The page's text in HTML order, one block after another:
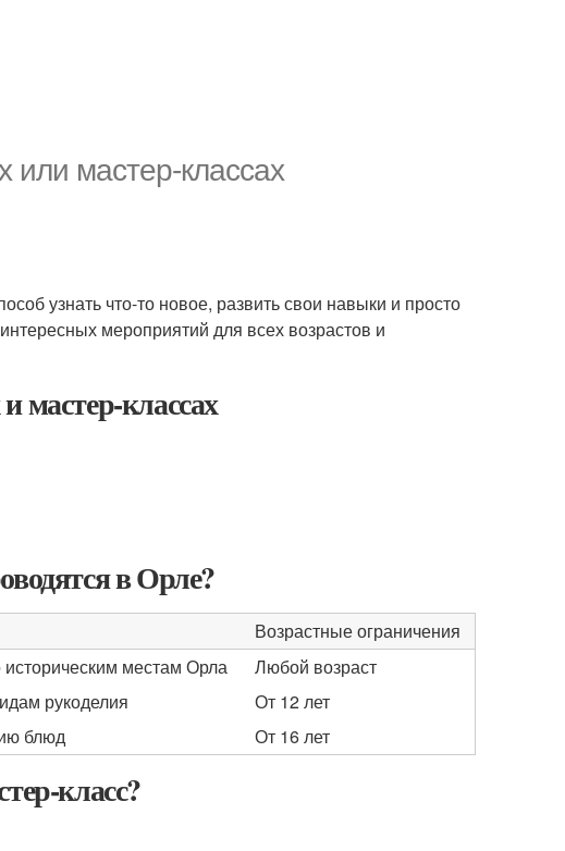
или мастер-классах
узнать что-то новое, развить свои навыки и просто
мероприятий для всех возрастов и
мастер-классах
в Орле?
Возрастные ограничения
местам Орла
Любой возраст
рукоделия
От 12 лет
блюд От 16 лет
класс?